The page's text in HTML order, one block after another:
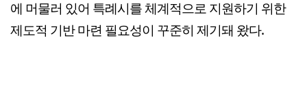
에 머물러 있어 특례시를 체계적으로 지원하기 위한
제도적 기반 마련 필요성이 꾸준히 제기돼 왔다.